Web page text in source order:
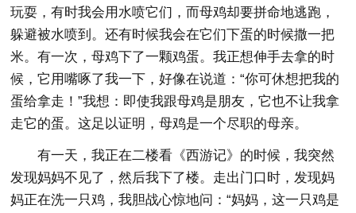
玩耍，有时我会用水喷它们，而母鸡却要拼命地逃跑，
躲避被水喷到。还有时候我会在它们下蛋的时候撒一把
米。有一次，母鸡下了一颗鸡蛋。我正想伸手去拿的时
候，它用嘴啄了我一下，好像在说道：“你可休想把我的
蛋给拿走！”我想：即使我跟母鸡是朋友，它也不让我拿
走它的蛋。这足以证明，母鸡是一个尽职的母亲。
有一天，我正在二楼看《西游记》的时候，我突然
发现妈妈不见了，然后我下了楼。走出门口时，发现妈
妈正在洗一只鸡，我胆战心惊地问：“妈妈，这一只鸡是